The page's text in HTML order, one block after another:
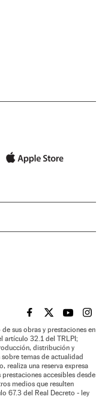
EL PAÍS BRASIL EN
EL PAÍSEL PAÍS
EL
sus obras y prestaciones en
artículo 32.1 del TRLPI;
distribución y
temas de actualidad
realiza una reserva expresa
accesibles desde
medios que resulten
67.3 del Real Decreto - ley